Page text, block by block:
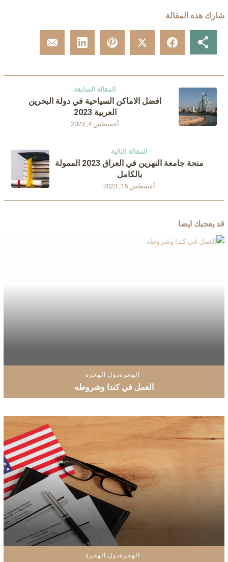
شارك هذه المقالة
المقالة السابقة
أغسطس 4, 2023
افضل الاماكن السياحية في دولة البحرين
العربية 2023
المقالة التالية
أغسطس 15, 2023
منحة جامعة النهرين في العراق 2023 الممولة
بالكامل
قد يعجبك ايضا
الهجرةدول الهجرة
العمل في كندا وشروطه
الهجرةدول الهجرة